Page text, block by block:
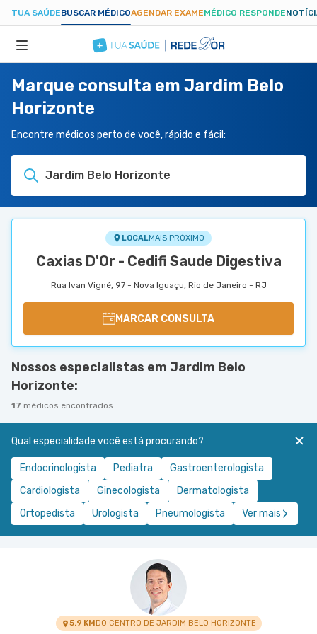
TUA SAÚDEBUSCAR MÉDICOAGENDAR EXAMEMÉDICO RESPONDE
ESPECIALIDADES
HOSPITAIS
TUASAUDE.COM
Marque consulta em Jardim Belo
Horizonte
Encontre médicos perto de você, rápido e fácil:
Jardim Belo Horizonte
LOCALMAIS PRÓXIMO
Caxias D'Or - Cedifi Saude Digestiva
Rua Ivan Vigné, 97 - Nova Iguaçu, Rio de Janeiro - RJ
MARCAR CONSULTA
Nossos especialistas em Jardim Belo
Horizonte:
17 médicos encontrados
Qual especialidade você está procurando?
Endocrinologista Pediatra
Gastroenterologista
Cardiologista
Ginecologista
Dermatologista
Ortopedista
Urologista Pneumologista Ver mais
5.9 KMDO CENTRO DE JARDIM BELO HORIZONTE